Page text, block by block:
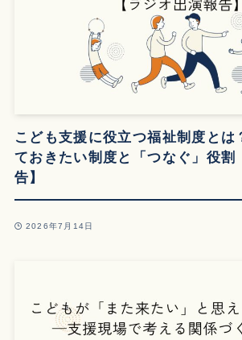
こども支援に役立つ福祉制度とは
ておきたい制度と「つなぐ」役割
告】
2026年7月14日